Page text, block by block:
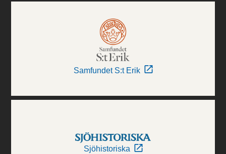
Samfundet S:t Erik
Sjöhistoriska